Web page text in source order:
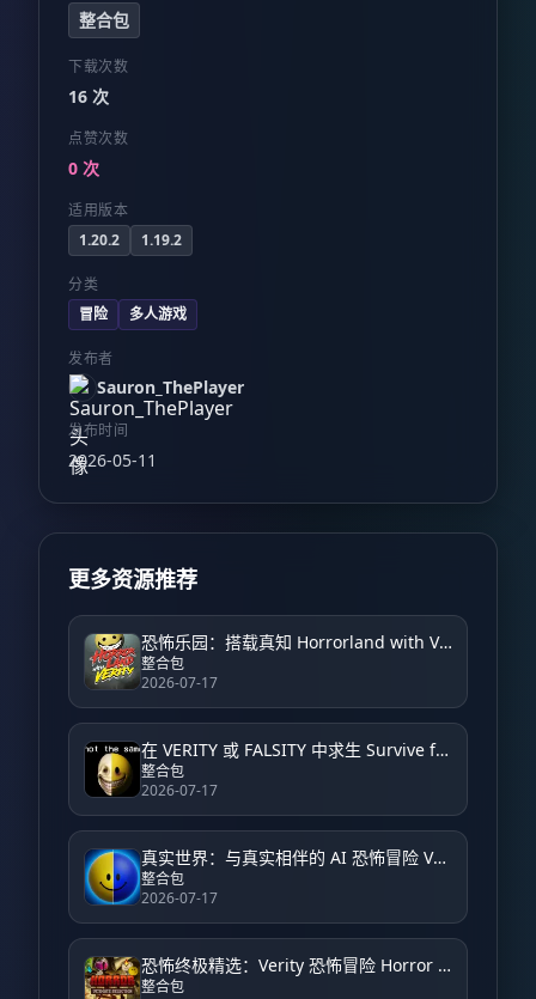
整合包
下载次数
16 次
点赞次数
0 次
适用版本
1.20.2
1.19.2
分类
冒险
多人游戏
发布者
Sauron_ThePlayer
发布时间
2026-05-11
更多资源推荐
恐怖乐园：搭载真知 Horrorland with Verity – Horror
整合包
2026-07-17
在 VERITY 或 FALSITY 中求生 Survive from VERITY or FALSITY
整合包
2026-07-17
真实世界：与真实相伴的 AI 恐怖冒险 Verity World: An AI Horror Adventure with Verity
整合包
2026-07-17
恐怖终极精选：Verity 恐怖冒险 Horror Ultimate Selection: Verity Horror Adventure
整合包